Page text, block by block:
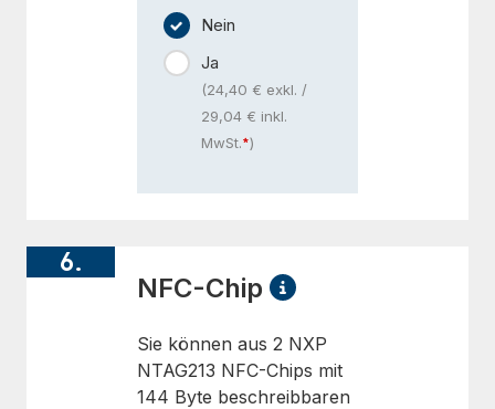
Nein
Ja
(24,40 € exkl. /
29,04 € inkl.
MwSt. )
6.
NFC-Chip
Sie können aus 2 NXP
NTAG213 NFC-Chips mit
144 Byte beschreibbaren